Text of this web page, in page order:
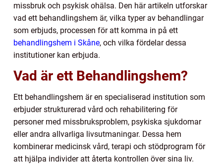
missbruk och psykisk ohälsa. Den här artikeln utforskar
vad ett behandlingshem är, vilka typer av behandlingar
som erbjuds, processen för att komma in på ett
behandlingshem i Skåne, och vilka fördelar dessa
institutioner kan erbjuda.
Vad är ett Behandlingshem?
Ett behandlingshem är en specialiserad institution som
erbjuder strukturerad vård och rehabilitering för
personer med missbruksproblem, psykiska sjukdomar
eller andra allvarliga livsutmaningar. Dessa hem
kombinerar medicinsk vård, terapi och stödprogram för
att hjälpa individer att återta kontrollen över sina liv.